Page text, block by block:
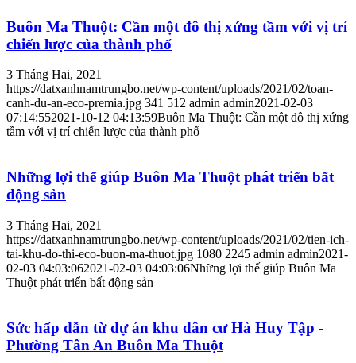
Buôn Ma Thuột: Cần một đô thị xứng tầm với vị trí
chiến lược của thành phố
3 Tháng Hai, 2021
https://datxanhnamtrungbo.net/wp-content/uploads/2021/02/toan-
canh-du-an-eco-premia.jpg 341 512 admin admin2021-02-03
07:14:552021-10-12 04:13:59Buôn Ma Thuột: Cần một đô thị xứng
tầm với vị trí chiến lược của thành phố
Những lợi thế giúp Buôn Ma Thuột phát triển bất
động sản
3 Tháng Hai, 2021
https://datxanhnamtrungbo.net/wp-content/uploads/2021/02/tien-ich-
tai-khu-do-thi-eco-buon-ma-thuot.jpg 1080 2245 admin admin2021-
02-03 04:03:062021-02-03 04:03:06Những lợi thế giúp Buôn Ma
Thuột phát triển bất động sản
Sức hấp dẫn từ dự án khu dân cư Hà Huy Tập -
Phường Tân An Buôn Ma Thuột